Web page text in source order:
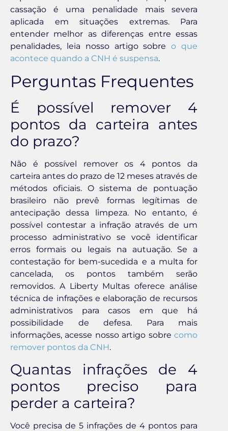
cassação é uma penalidade mais severa
aplicada em situações extremas. Para
entender melhor as diferenças entre essas
penalidades, leia nosso artigo sobreo que
acontece quando a CNH é suspensa.
Perguntas Frequentes
É possível remover 4
pontos da carteira antes
do prazo?
Não é possível remover os 4 pontos da
carteira antes do prazo de 12 meses através de
métodos oficiais. O sistema de pontuação
brasileiro não prevê formas legítimas de
antecipação dessa limpeza. No entanto, é
possível contestar a infração através de um
processo administrativo se você identificar
erros formais ou legais na autuação. Se a
contestação for bem-sucedida e a multa for
cancelada, os pontos também serão
removidos. A Liberty Multas oferece análise
técnica de infrações e elaboração de recursos
administrativos para casos em que há
possibilidade de defesa. Para mais
informações, acesse nosso artigo sobre como
remover pontos da CNH.
Quantas infrações de 4
pontos preciso para
perder a carteira?
Você precisa de 5 infrações de 4 pontos para